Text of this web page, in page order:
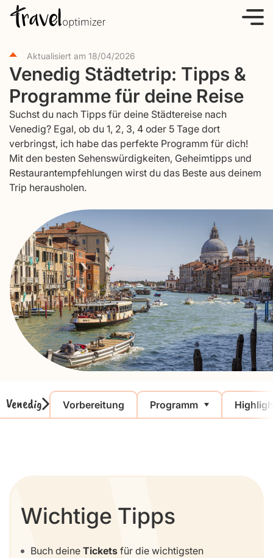
Aktualisiert am 18/04/2026
Venedig Städtetrip: Tipps &
Programme für deine Reise
Suchst du nach Tipps für deine Städtereise nach
Venedig? Egal, ob du 1, 2, 3, 4 oder 5 Tage dort
verbringst, ich habe das perfekte Programm für dich!
Mit den besten Sehenswürdigkeiten, Geheimtipps und
Restaurantempfehlungen wirst du das Beste aus deinem
Trip herausholen.
Venedig Vorbereitung Programm
Wichtige Tipps
Buch deine Tickets für die wichtigsten